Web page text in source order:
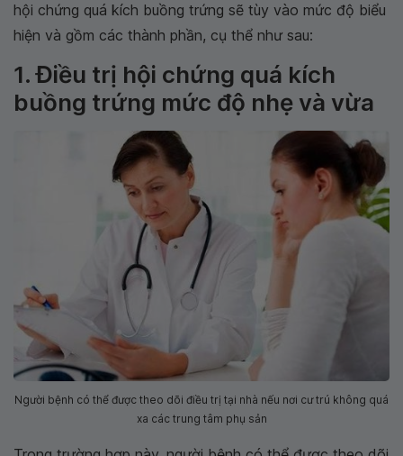
hội chứng quá kích buồng trứng sẽ tùy vào mức độ biểu
hiện và gồm các thành phần, cụ thể như sau:
1. Điều trị hội chứng quá kích
buồng trứng mức độ nhẹ và vừa
Người bệnh có thể được theo dõi điều trị tại nhà nếu nơi cư trú không quá
xa các trung tâm phụ sản